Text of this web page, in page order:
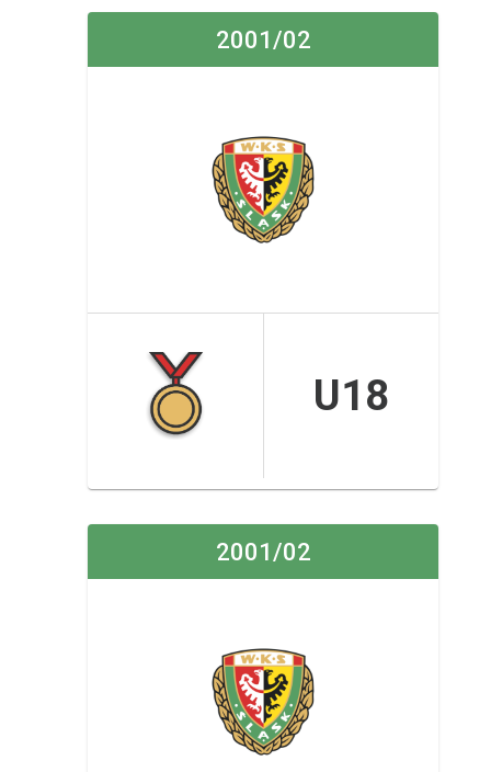
2001/02
U18
2001/02